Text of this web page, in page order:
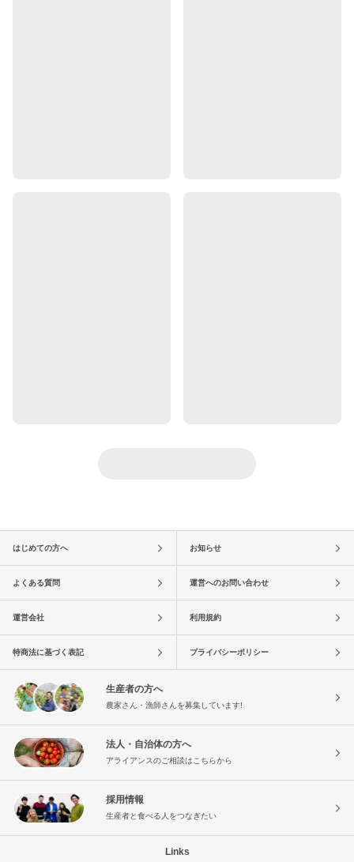
はじめての方へ お知らせ
よくある質問 運営へのお問い合わせ
運営会社 利用規約
特商法に基づく表記 プライバシーポリシー
生産者の方へ
農家さん・漁師さんを募集しています!
法人・自治体の方へ
アライアンスのご相談はこちらから
採用情報
生産者と食べる人をつなぎたい
Links